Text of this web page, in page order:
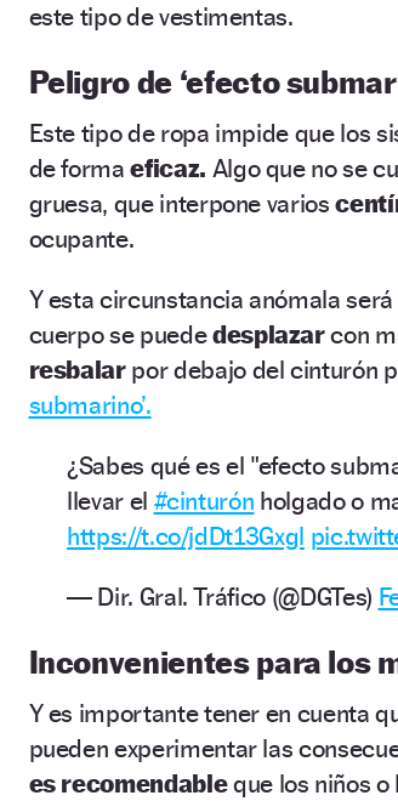
este tipo de vestimentas.
Peligro de ‘efecto
Este tipo de ropa impide que los
de formaeficaz. Algo que no se
gruesa, que interpone varios
ocupante.
Y esta circunstancia anómala será
cuerpo se puededesplazarcon
resbalarpor debajo del cinturón
submarino’.
¿Sabes qué es el "efecto
llevar el #cinturón holgado o
https://t.co/jdDt13Gxgl
— Dir. Gral. Tráfico (@DGTes)
Inconvenientes para los
Y es importante tener en cuenta
pueden experimentar las
es recomendableque los niños o